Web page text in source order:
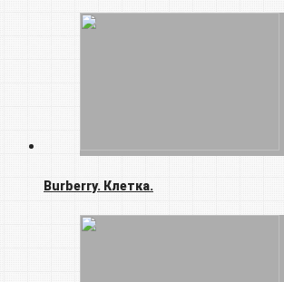
Burberry. Клетка.